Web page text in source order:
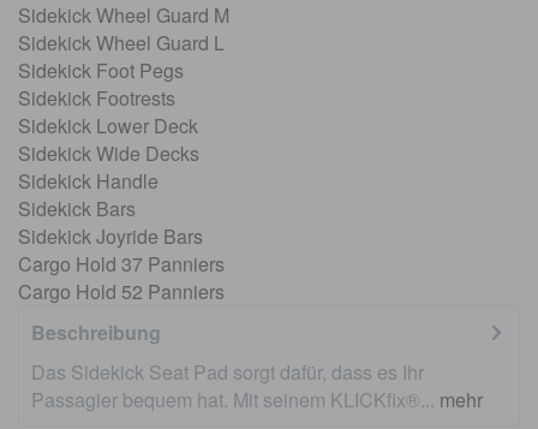
Sidekick Wheel Guard M
Sidekick Wheel Guard L
Sidekick Foot Pegs
Sidekick Footrests
Sidekick Lower Deck
Sidekick Wide Decks
Sidekick Handle
Sidekick Bars
Sidekick Joyride Bars
Cargo Hold 37 Panniers
Cargo Hold 52 Panniers
Beschreibung
Das Sidekick Seat Pad sorgt dafür, dass es Ihr
Passagier bequem hat. Mit seinem KLICKfix®... mehr